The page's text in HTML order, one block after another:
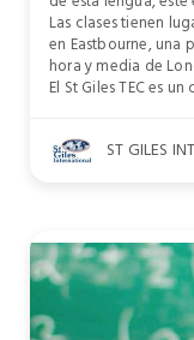
Las clases tienen
en Eastbourne,
hora y media de
El St Giles TEC es
ST GILES